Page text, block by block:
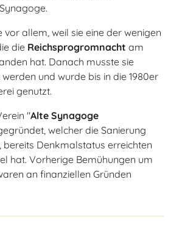
vor allem, weil sie eine der wenigen
die Reichsprogromnacht am
hat. Danach musste sie
und wurde bis in die 1980er
genutzt.
"Alte Synagoge
welcher die Sanierung
bereits Denkmalstatus erreichten
hat. Vorherige Bemühungen um
an finanziellen Gründen